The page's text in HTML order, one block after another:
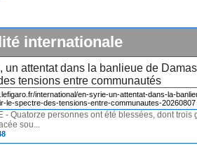
internationale
un attentat dans la banlieue de
tensions entre communautés
- Quatorze personnes ont été blessées, dont trois
sou...